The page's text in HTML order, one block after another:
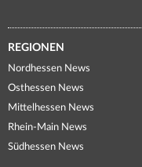
REGIONEN
Nordhessen News
Osthessen News
Mittelhessen News
Rhein-Main News
Südhessen News